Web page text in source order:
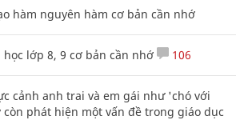
hàm nguyên hàm cơ bản cần nhớ
học lớp 8, 9 cơ bản cần nhớ 106
cảnh anh trai và em gái như 'chó với
phát hiện một vấn đề trong giáo dục